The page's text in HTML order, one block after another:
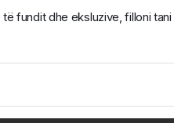
fundit dhe eksluzive, filloni tani